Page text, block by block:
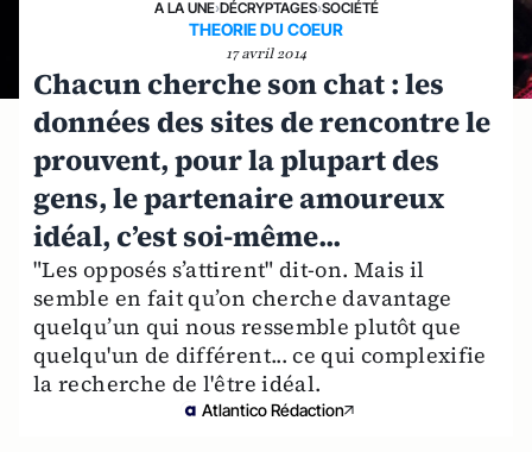
A LA UNE›DÉCRYPTAGES›SOCIÉTÉ
THEORIE DU COEUR
17 avril 2014
Chacun cherche son chat : les
données des sites de rencontre le
prouvent, pour la plupart des
gens, le partenaire amoureux
idéal, c’est soi-même...
"Les opposés s’attirent" dit-on. Mais il
semble en fait qu’on cherche davantage
quelqu’un qui nous ressemble plutôt que
quelqu'un de différent... ce qui complexifie
la recherche de l'être idéal.
Atlantico Rédaction